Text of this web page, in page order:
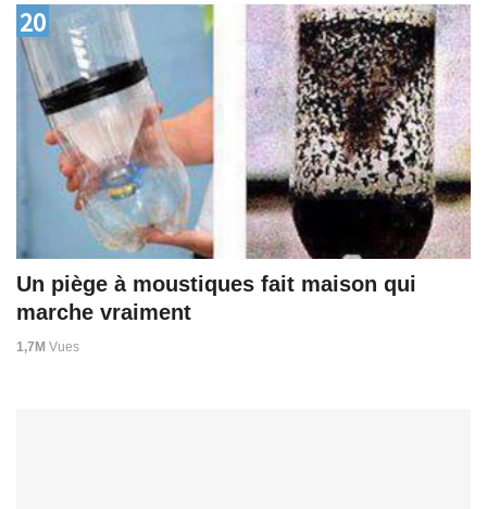
20
Un piège à moustiques fait maison qui
marche vraiment
1,7M Vues